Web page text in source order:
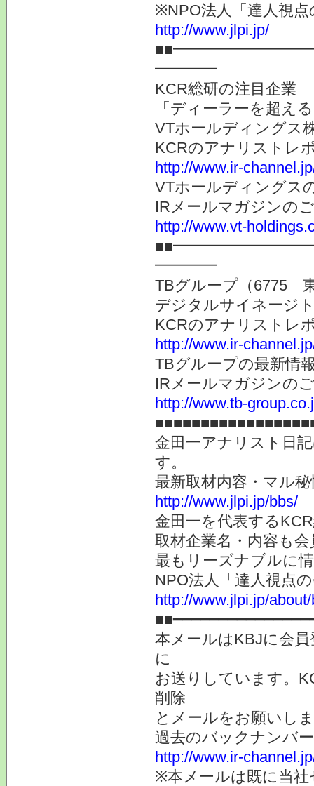
※NPO法人「達人視
http://www.jlpi.jp/
━━━━
KCR総研の注目企業
「ディーラーを超え
VTホールディングス
KCRのアナリストレ
http://www.ir-
VTホールディングス
IRメールマガジンの
http://www.vt-
━━━━
TBグループ（6775
デジタルサイネージ
KCRのアナリストレ
http://www.ir-
TBグループの最新情
IRメールマガジンの
http://www.tb-
金田一アナリスト日
す。
最新取材内容・マル
http://www.jlpi.jp/bbs/
金田一を代表する
取材企業名・内容も
最もリーズナブルに
NPO法人「達人視点
http://www.jlpi.jp/
本メールはKBJに会
に
お送りしています。
削除
とメールをお願いし
過去のバックナンバ
http://www.ir-
※本メールは既に当